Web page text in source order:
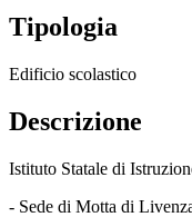
Tipologia
Edificio scolastico
Descrizione
Istituto Statale di
- Sede di Motta di